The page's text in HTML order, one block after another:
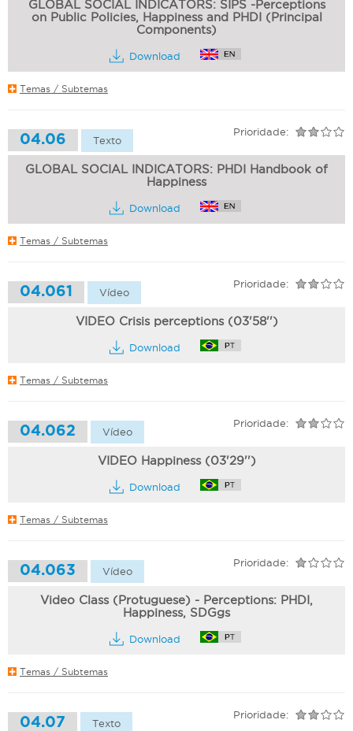
GLOBAL SOCIAL INDICATORS: SIPS -Perceptions
on Public Policies, Happiness and PHDI (Principal
Components)
Download
Temas / Subtemas
04.06 Texto
Prioridade:
GLOBAL SOCIAL INDICATORS: PHDI Handbook of
Happiness
Download
Temas / Subtemas
04.061 Vídeo
Prioridade:
VIDEO Crisis perceptions (03'58'')
Download
Temas / Subtemas
04.062 Vídeo
Prioridade:
VIDEO Happiness (03'29'')
Download
Temas / Subtemas
04.063 Vídeo
Prioridade:
Video Class (Protuguese) - Perceptions: PHDI,
Happiness, SDGgs
Download
Temas / Subtemas
04.07 Texto
Prioridade: